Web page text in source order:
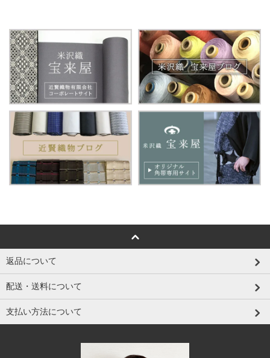
返品について
配送・送料について
支払い方法について